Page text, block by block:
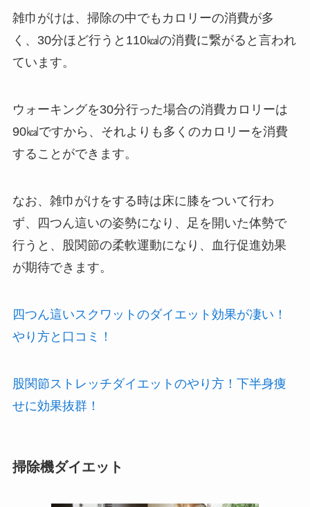
雑巾がけは、掃除の中でもカロリーの消費が多
く、30分ほど行うと110㎉の消費に繋がると言われ
ています。
ウォーキングを30分行った場合の消費カロリーは
90㎉ですから、それよりも多くのカロリーを消費
することができます。
なお、雑巾がけをする時は床に膝をついて行わ
ず、四つん這いの姿勢になり、足を開いた体勢で
行うと、股関節の柔軟運動になり、血行促進効果
が期待できます。
四つん這いスクワットのダイエット効果が凄い！
やり方と口コミ！
股関節ストレッチダイエットのやり方！下半身痩
せに効果抜群！
掃除機ダイエット